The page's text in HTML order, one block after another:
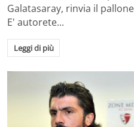
Galatasaray, rinvia il
E' autorete...
Leggi di più